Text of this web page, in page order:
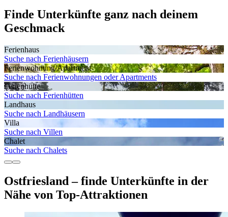
Finde Unterkünfte ganz nach deinem
Geschmack
Ferienhaus
Suche nach Ferienhäusern
Ferienwohnung/Apartment
Suche nach Ferienwohnungen oder Apartments
Ferienhütte
Suche nach Ferienhütten
Landhaus
Suche nach Landhäusern
Villa
Suche nach Villen
Chalet
Suche nach Chalets
Ostfriesland – finde Unterkünfte in der
Nähe von Top-Attraktionen